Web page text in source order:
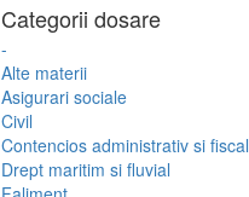
Categorii dosare
-
Alte materii
Asigurari sociale
Civil
Contencios administrativ si fiscal
Drept maritim si fluvial